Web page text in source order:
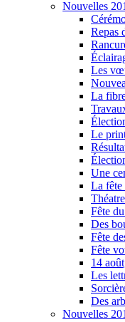
Nouvelles
Repas
Les
La
Le
Une
La fête
Fête
Des
Fête
Fête
14
Les
Des
Nouvelles